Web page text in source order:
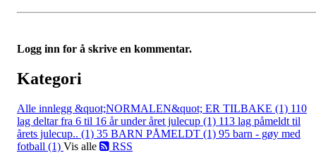
Logg inn for å skrive en kommentar.
Kategori
Alle innlegg &quot;NORMALEN&quot; ER TILBAKE (1) 110
lag deltar fra 6 til 16 år under året julecup (1) 113 lag påmeldt til
årets julecup.. (1) 35 BARN PÅMELDT (1) 95 barn - gøy med
fotball (1) Vis alle RSS